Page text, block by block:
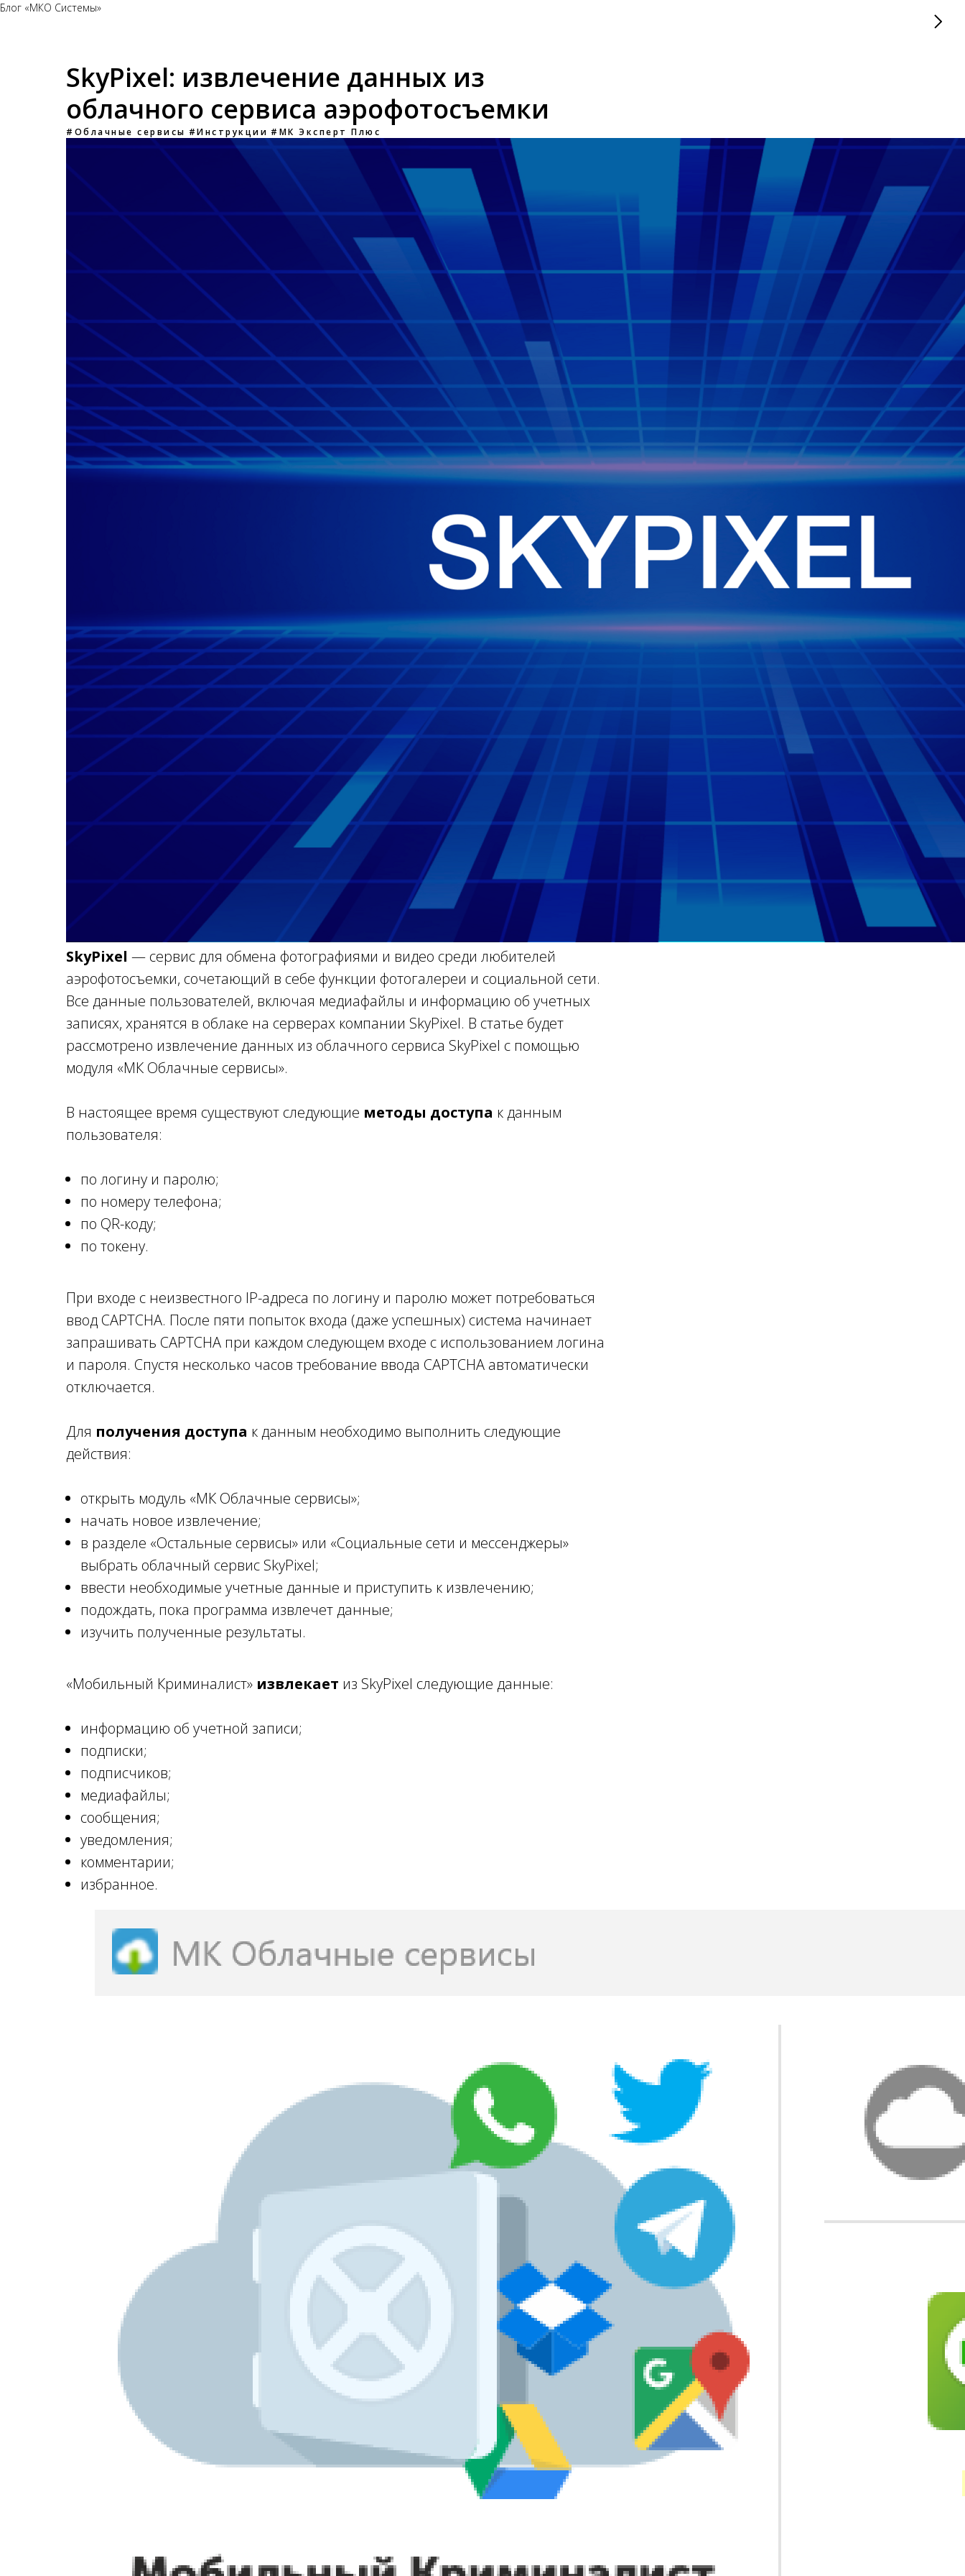
Блог «МКО Системы»
SkyPixel: извлечение данных из
облачного сервиса аэрофотосъемки
#Облачные сервисы #Инструкции #МК Эксперт Плюс
SkyPixel — сервис для обмена фотографиями и видео среди любителей
аэрофотосъемки, сочетающий в себе функции фотогалереи и социальной сети.
Все данные пользователей, включая медиафайлы и информацию об учетных
записях, хранятся в облаке на серверах компании SkyPixel. В статье будет
рассмотрено извлечение данных из облачного сервиса SkyPixel с помощью
модуля «МК Облачные cервисы».
В настоящее время существуют следующие методы доступа к данным
пользователя:
по логину и паролю;
по номеру телефона;
по QR-коду;
по токену.
При входе с неизвестного IP-адреса по логину и паролю может потребоваться
ввод CAPTCHA. После пяти попыток входа (даже успешных) система начинает
запрашивать CAPTCHA при каждом следующем входе с использованием логина
и пароля. Спустя несколько часов требование ввода CAPTCHA автоматически
отключается.
Для получения доступа к данным необходимо выполнить следующие
действия:
открыть модуль «МК Облачные cервисы»;
начать новое извлечение;
в разделе «Остальные сервисы» или «Социальные сети и мессенджеры»
выбрать облачный сервис SkyPixel;
ввести необходимые учетные данные и приступить к извлечению;
подождать, пока программа извлечет данные;
изучить полученные результаты.
«Мобильный Криминалист» извлекает из SkyPixel следующие данные:
информацию об учетной записи;
подписки;
подписчиков;
медиафайлы;
сообщения;
уведомления;
комментарии;
избранное.